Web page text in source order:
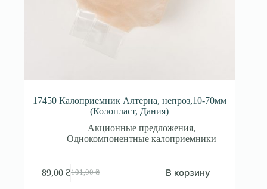
17450 Калоприемник Алтерна, непроз,10-70мм
(Колопласт, Дания)
Акционные предложения,
Однокомпонентные калоприемники
101,00₴
Первоначальная
89,00₴Текущая
В корзину